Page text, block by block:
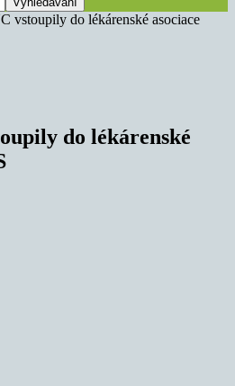
vstoupily do lékárenské asociace
do lékárenské